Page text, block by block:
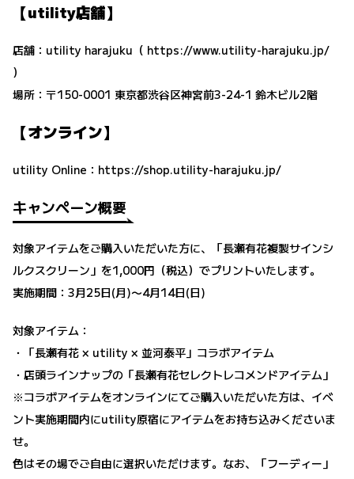
【utility店舗】
店舗：utility harajuku（ https://www.utility-harajuku.jp/
）
場所：〒150-0001 東京都渋谷区神宮前3-24-1 鈴木ビル2階
【オンライン】
utility Online： https://shop.utility-harajuku.jp/
キャンペーン概要
対象アイテムをご購入いただいた方に、「長瀬有花複製サインシ
ルクスクリーン」を1,000円（税込）でプリントいたします。
実施期間：3月25日(月)〜4月14日(日)
対象アイテム：
・「長瀬有花 × utility × 並河泰平」コラボアイテム
・店頭ラインナップの「長瀬有花セレクトレコメンドアイテム」
※コラボアイテムをオンラインにてご購入いただいた方は、イベ
ント実施期間内にutility原宿にアイテムをお持ち込みくださいま
せ。
色はその場でご自由に選択いただけます。なお、「フーディー」